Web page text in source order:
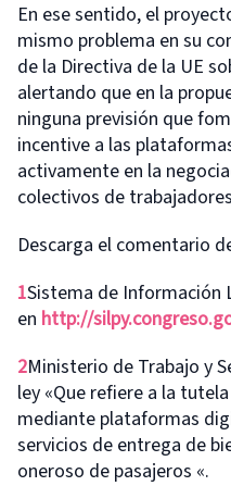
En ese sentido, el
mismo problema en su
de la Directiva de la UE
alertando que en la
ninguna previsión que
incentive a las
activamente en la
colectivos de
Descarga el comentario
1Sistema de Información
en http://
2Ministerio de Trabajo y
ley «Que refiere a la
mediante plataformas
servicios de entrega de
oneroso de pasajeros «.